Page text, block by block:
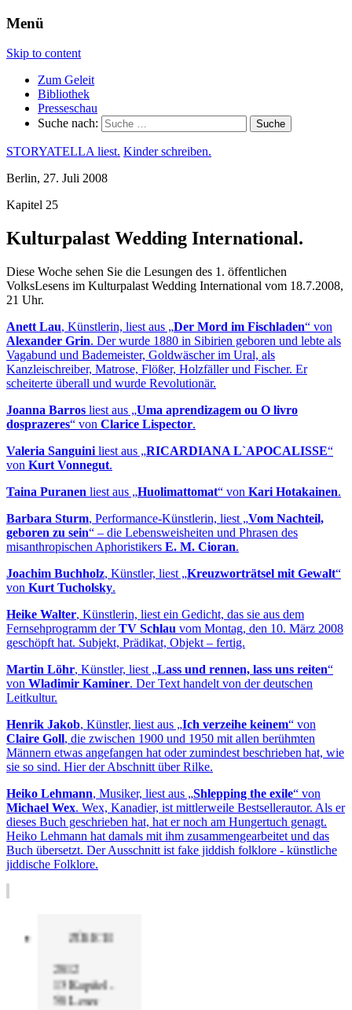
Menü
Skip to content
Zum Geleit
Bibliothek
Presseschau
Suche nach:
STORYATELLA liest. Kinder schreiben.
Berlin, 27. Juli 2008
Kapitel 25
Kulturpalast Wedding International.
Diese Woche sehen Sie die Lesungen des 1. öffentlichen
VolksLesens im Kulturpalast Wedding International vom 18.7.2008,
21 Uhr.
Anett Lau, Künstlerin, liest aus „Der Mord im Fischladen“ von
Alexander Grin. Der wurde 1880 in Sibirien geboren und lebte als
Vagabund und Bademeister, Goldwäscher im Ural, als
Kanzleischreiber, Matrose, Flößer, Holzfäller und Fischer. Er
scheiterte überall und wurde Revolutionär.
Joanna Barros liest aus „Uma aprendizagem ou O livro
dosprazeres“ von Clarice Lispector.
Valeria Sanguini liest aus „RICARDIANA L`APOCALISSE“
von Kurt Vonnegut.
Taina Puranen liest aus „Huolimattomat“ von Kari Hotakainen.
Barbara Sturm, Performance-Künstlerin, liest „Vom Nachteil,
geboren zu sein“ – die Lebensweisheiten und Phrasen des
misanthropischen Aphoristikers E. M. Cioran.
Joachim Buchholz, Künstler, liest „Kreuzworträtsel mit Gewalt“
von Kurt Tucholsky.
Heike Walter, Künstlerin, liest ein Gedicht, das sie aus dem
Fernsehprogramm derTV Schlau vom Montag, den 10. März 2008
geschöpft hat. Subjekt, Prädikat, Objekt – fertig.
Martin Löhr, Künstler, liest „Lass und rennen, lass uns reiten“
von Wladimir Kaminer. Der Text handelt von der deutschen
Leitkultur.
Henrik Jakob, Künstler, liest aus „Ich verzeihe keinem“ von
Claire Goll, die zwischen 1900 und 1950 mit allen berühmten
Männern etwas angefangen hat oder zumindest beschrieben hat, wie
sie so sind. Hier der Abschnitt über Rilke.
Heiko Lehmann, Musiker, liest aus „Shlepping the exile“ von
Michael Wex. Wex, Kanadier, ist mittlerweile Bestsellerautor. Als er
dieses Buch geschrieben hat, hat er noch am Hungertuch genagt.
Heiko Lehmann hat damals mit ihm zusammengearbeitet und das
Buch übersetzt. Der Ausschnitt ist fake jiddish folklore - künstliche
jiddische Folklore.
ZÜRICH
2012
13 Kapitel -
50 Leser